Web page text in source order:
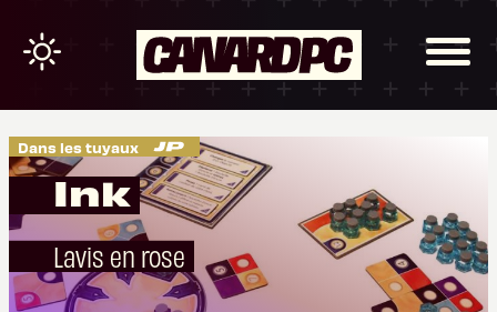
Dans les tuyaux
Ink
Lavis en rose